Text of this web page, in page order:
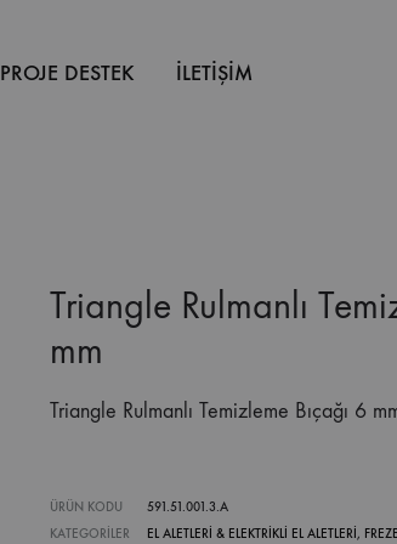
PROJE DESTEK İLETİŞİM
Triangle Rulmanlı
mm
Triangle Rulmanlı Temizleme Bıçağı 6
ÜRÜN KODU
591.51.001.3.A
KATEGORILER
EL ALETLERİ & ELEKTRİKLİ EL ALETLERİ, FREZE